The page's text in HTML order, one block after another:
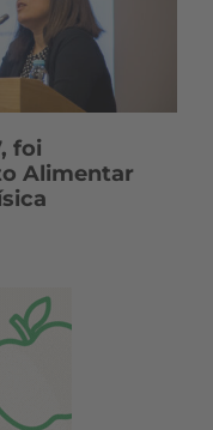
foi
Alimentar